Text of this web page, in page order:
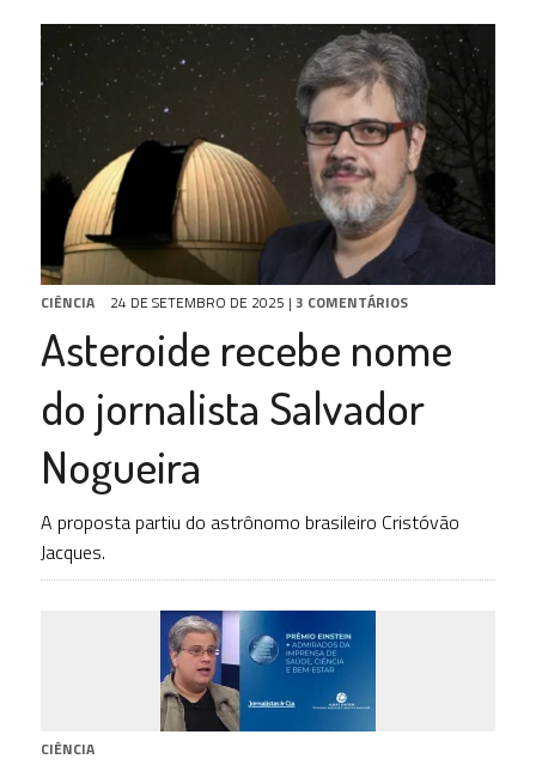
CIÊNCIA 24 DE SETEMBRO DE 2025 | 3 COMENTÁRIOS
Asteroide recebe nome
do jornalista Salvador
Nogueira
A proposta partiu do astrônomo brasileiro Cristóvão
Jacques.
CIÊNCIA